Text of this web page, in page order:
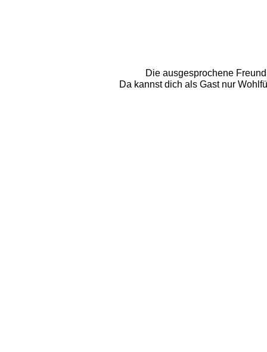
Die ausgesprochene
Da kannst dich als Gast nur